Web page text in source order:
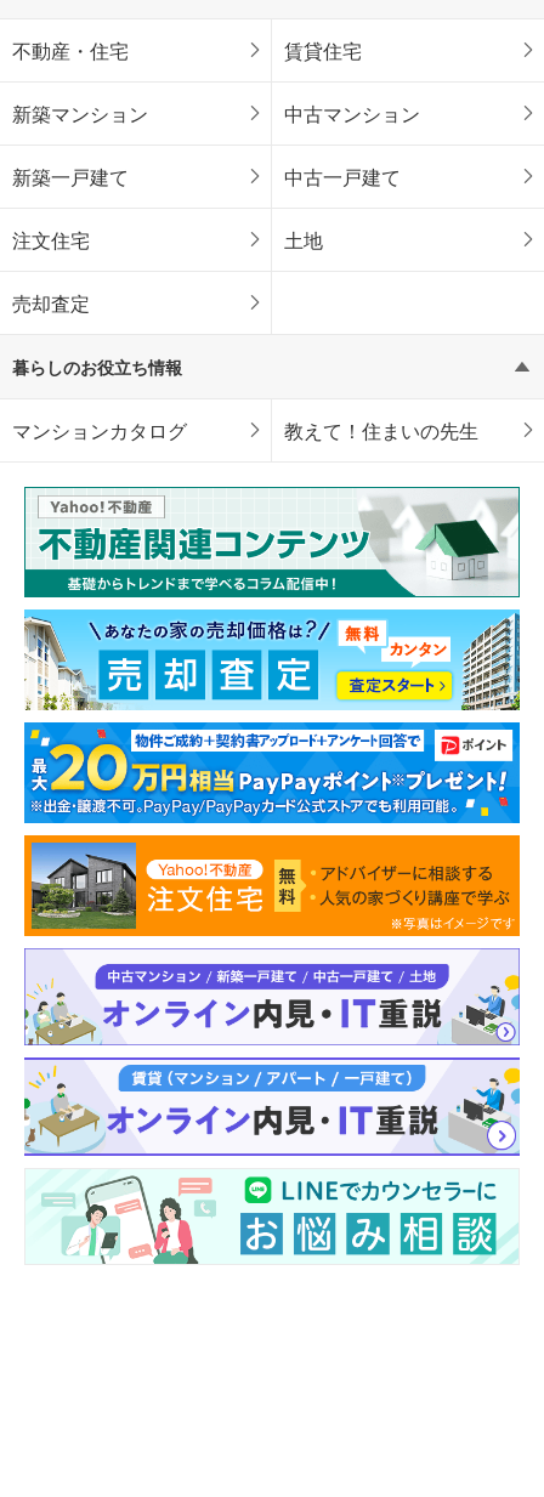
不動産・住宅 賃貸住宅
新築マンション 中古マンション
新築一戸建て 中古一戸建て
注文住宅 土地
売却査定
暮らしのお役立ち情報
マンションカタログ 教えて！住まいの先生